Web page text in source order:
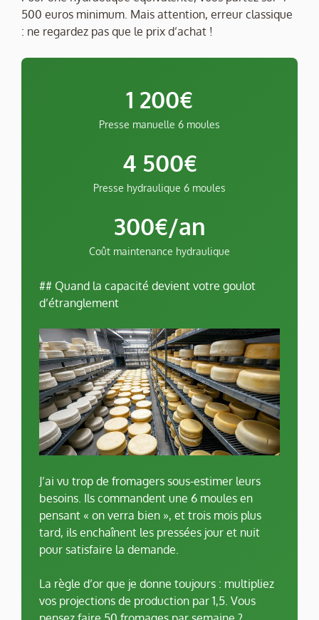
500 euros minimum. Mais attention, erreur classique
: ne regardez pas que le prix d’achat !
1 200€
Presse manuelle 6 moules
4 500€
Presse hydraulique 6 moules
300€/an
Coût maintenance hydraulique
## Quand la capacité devient votre goulot
d’étranglement
J’ai vu trop de fromagers sous-estimer leurs
besoins. Ils commandent une 6 moules en
pensant « on verra bien », et trois mois plus
tard, ils enchaînent les pressées jour et nuit
pour satisfaire la demande.
La règle d’or que je donne toujours : multipliez
vos projections de production par 1,5. Vous